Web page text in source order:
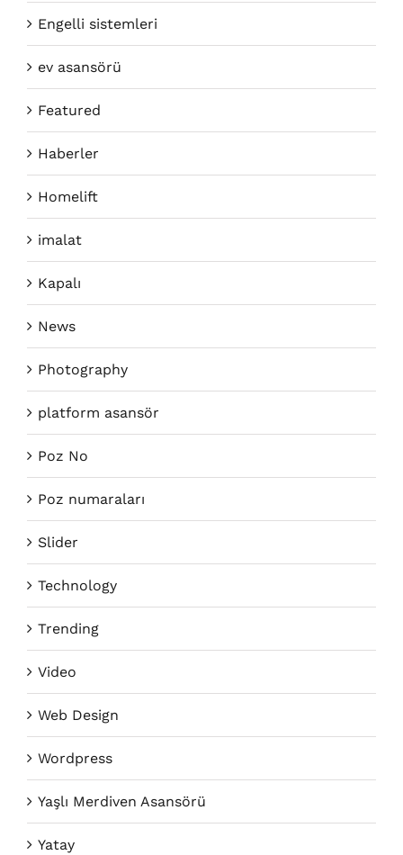
Engelli sistemleri
ev asansörü
Featured
Haberler
Homelift
imalat
Kapalı
News
Photography
platform asansör
Poz No
Poz numaraları
Slider
Technology
Trending
Video
Web Design
Wordpress
Yaşlı Merdiven Asansörü
Yatay